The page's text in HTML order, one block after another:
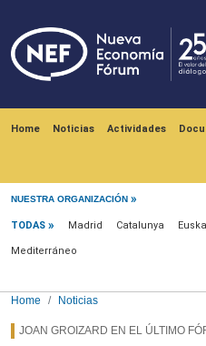
Home Noticias Actividades
NUESTRA ORGANIZACIÓN
Menú noticias
TODAS Madrid Catalunya
Mediterráneo
Home Noticias
JOAN GROIZARD EN EL ÚLTIMO